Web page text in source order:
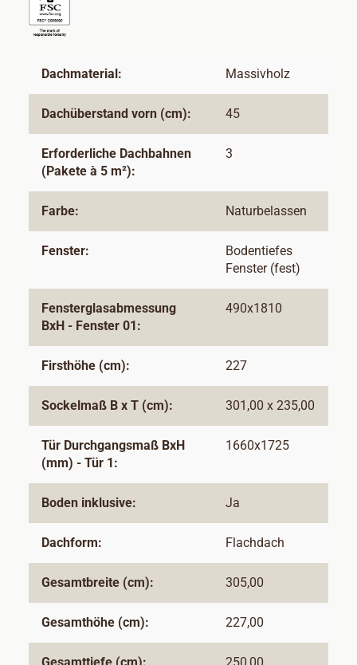
Dachmaterial: Massivholz
Dachüberstand vorn (cm): 45
Erforderliche Dachbahnen
(Pakete à 5 m²):
3
Farbe: Naturbelassen
Fenster:
Bodentiefes
Fenster (fest)
Fensterglasabmessung
BxH - Fenster 01:
490x1810
Firsthöhe (cm): 227
Sockelmaß B x T (cm): 301,00 x 235,00
Tür Durchgangsmaß BxH
(mm) - Tür 1:
1660x1725
Boden inklusive: Ja
Dachform: Flachdach
Gesamtbreite (cm): 305,00
Gesamthöhe (cm): 227,00